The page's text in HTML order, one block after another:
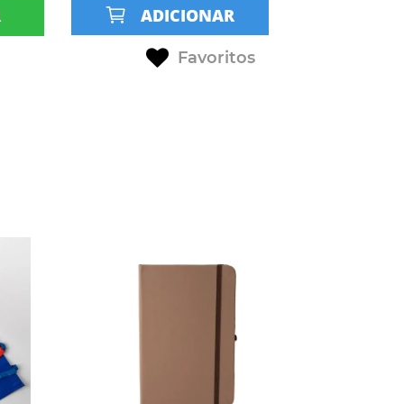
ADICIONAR
Favoritos